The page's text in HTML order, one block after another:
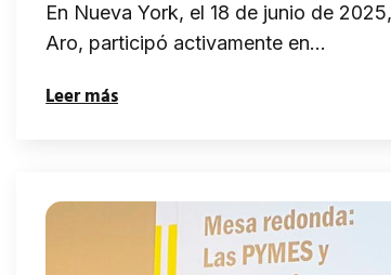
En Nueva York, el 18 de junio de
Aro, participó activamente en…
Leer más